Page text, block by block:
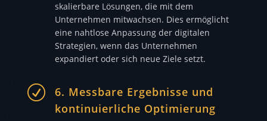
skalierbare Lösungen, die mit dem
Unternehmen mitwachsen. Dies ermöglicht
eine nahtlose Anpassung der digitalen
Strategien, wenn das Unternehmen
expandiert oder sich neue Ziele setzt.
R
6. Messbare Ergebnisse und
kontinuierliche Optimierung